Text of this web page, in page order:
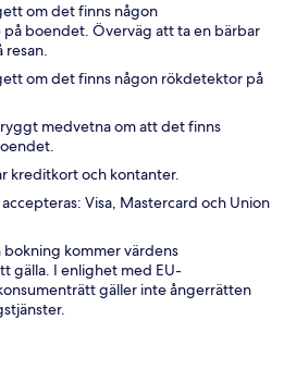
om det finns någon
på boendet. Överväg att ta en bärbar
resan.
om det finns någon rökdetektor på
medvetna om att det finns
kreditkort och kontanter.
Visa, Mastercard och Union
kommer värdens
gälla. I enlighet med EU-
gäller inte ångerrätten